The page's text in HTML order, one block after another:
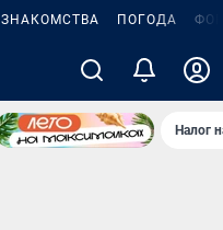
ЗНАКОМСТВА ПОГОДА
Налог